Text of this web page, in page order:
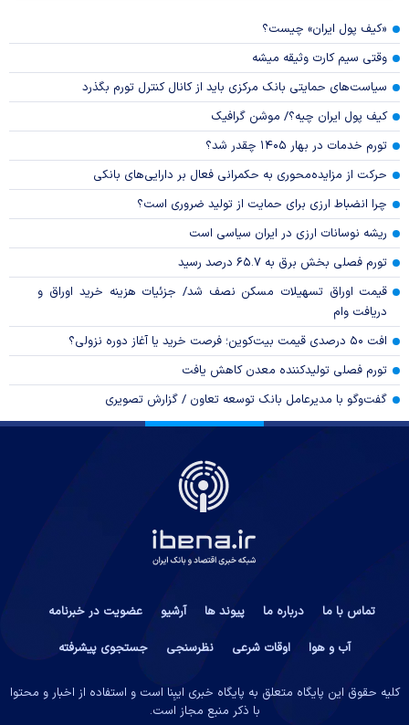
«کیف پول ایران» چیست؟
وقتی سیم کارت وثیقه میشه
سیاست‌های حمایتی بانک مرکزی باید از کانال کنترل تورم بگذرد
کیف پول ایران چیه؟/ موشن گرافیک
تورم خدمات در بهار ۱۴۰۵ چقدر شد؟
حرکت از مزایده‌محوری به حکمرانی فعال بر دارایی‌های بانکی
چرا انضباط ارزی برای حمایت از تولید ضروری است؟
ریشه نوسانات ارزی در ایران سیاسی است
تورم فصلی بخش برق به ۶۵.۷ درصد رسید
قیمت اوراق تسهیلات مسکن نصف شد/ جزئیات هزینه خرید اوراق و
دریافت وام
افت ۵۰ درصدی قیمت بیت‌کوین؛ فرصت خرید یا آغاز دوره نزولی؟
تورم فصلی تولیدکننده معدن کاهش یافت
گفت‌وگو با مدیرعامل بانک توسعه تعاون / گزارش تصویری
تماس با ما درباره ما پیوند ها آرشیو
عضویت در خبرنامه
آب و هوا
اوقات شرعی نظرسنجی جستجوی پیشرفته
کلیه حقوق این پایگاه متعلق به پایگاه خبری ایبِنا است و استفاده از اخبار و محتوا
با ذکر منبع مجاز است.